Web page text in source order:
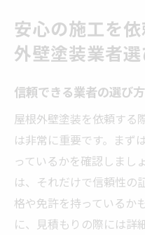
安心の施工を
外壁塗装業者
信頼できる業者の選び方
屋根外壁塗装を依頼する
は非常に重要です。まず
っているかを確認しまし
は、それだけで信頼性の
格や免許を持っているか
に、見積もりの際には詳